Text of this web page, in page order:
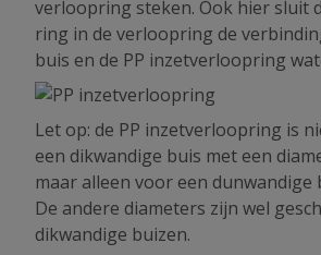
verloopring steken. Ook hier sluit
ring in de verloopring de
buis en de PP inzetverloopring
Let op: de PP inzetverloopring is
een dikwandige buis met een
maar alleen voor een dunwandige
De andere diameters zijn wel
dikwandige buizen.